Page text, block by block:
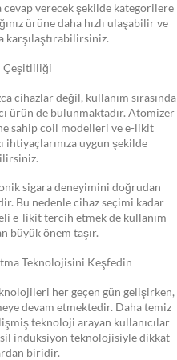
verecek şekilde kategorilere
ürüne daha hızlı ulaşabilir ve
karşılaştırabilirsiniz.
Çeşitliliği
cihazlar değil, kullanım sırasında
ürün de bulunmaktadır. Atomizer
sahip coil modelleri ve e-likit
ihtiyaçlarınıza uygun şekilde
sigara deneyimini doğrudan
Bu nedenle cihaz seçimi kadar
e-likit tercih etmek de kullanım
büyük önem taşır.
Teknolojisini Keşfedin
her geçen gün gelişirken,
devam etmektedir. Daha temiz
teknoloji arayan kullanıcılar
indüksiyon teknolojisiyle dikkat
biridir.